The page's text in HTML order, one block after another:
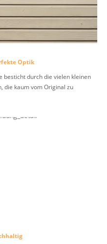
Optik
besticht durch die vielen kleinen
die kaum vom Original zu